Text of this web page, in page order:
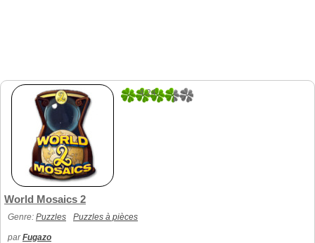
4.24
World Mosaics 2
Genre: Puzzles Puzzles à pièces
parFugazo